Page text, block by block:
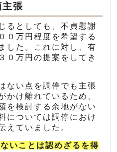
張
るとしても、不貞慰謝
０万円程度を希望する
した。これに対し、有
０万円の提案をしてき
ない点を調停でも主張
かけ離れているため、
を検討する余地がない
については調停におけ
えていました。
いことは認めざるを得